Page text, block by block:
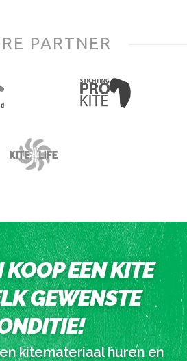
PARTNER
EEN KITE
GEWENSTE
kitemateriaal huren en